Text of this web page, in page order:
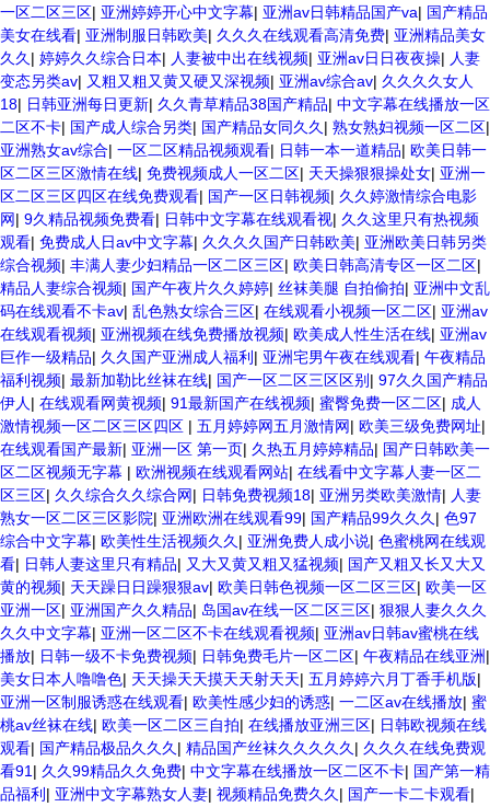
一区二区三区| 亚洲婷婷开心中文字幕| 亚洲av日韩精品国产va| 国产精品
美女在线看| 亚洲制服日韩欧美| 久久久在线观看高清免费| 亚洲精品美女
久久 | 婷婷久久综合日本| 人妻被中出在线视频| 亚洲av日日夜夜操| 人妻
变态另类av| 又粗又粗又黄又硬又深视频| 亚洲av综合av| 久久久久女人
18| 日韩亚洲每日更新| 久久青草精品38国产精品| 中文字幕在线播放一区
二区不卡| 国产成人综合另类| 国产精品女同久久 | 熟女熟妇视频一区二区|
亚洲熟女av综合| 一区二区精品视频观看| 日韩一本一道精品| 欧美日韩一
区二区三区激情在线| 免费视频成人一区二区| 天天操狠狠操处女| 亚洲一
区二区三区四区在线免费观看| 国产一区日韩视频| 久久婷激情综合电影
网| 9久精品视频免费看| 日韩中文字幕在线观看视| 久久这里只有热视频
观看| 免费成人日av中文字幕| 久久久久国产日韩欧美| 亚洲欧美日韩另类
综合视频| 丰满人妻少妇精品一区二区三区| 欧美日韩高清专区一区二区|
精品人妻综合视频| 国产午夜片久久婷婷| 丝袜美腿 自拍偷拍| 亚洲中文乱
码在线观看不卡av| 乱色熟女综合三区| 在线观看小视频一区二区| 亚洲av
在线观看视频| 亚洲视频在线免费播放视频| 欧美成人性生活在线| 亚洲av
巨作一级精品| 久久国产亚洲成人福利 | 亚洲宅男午夜在线观看| 午夜精品
福利视频| 最新加勒比丝袜在线| 国产一区二区三区区别 | 97久久国产精品
伊人 | 在线观看网黄视频| 91最新国产在线视频| 蜜臀免费一区二区| 成人
激情视频一区二区三区四区 | 五月婷婷网五月激情网| 欧美三级免费网址|
在线观看国产最新| 亚洲一区 第一页| 久热五月婷婷精品| 国产日韩欧美一
区二区视频无字幕 | 欧洲视频在线观看网站| 在线看中文字幕人妻一区二
区三区| 久久综合久久综合网| 日韩免费视频18| 亚洲另类欧美激情| 人妻
熟女一区二区三区影院| 亚洲欧洲在线观看99| 国产精品99久久久 | 色97
综合中文字幕| 欧美性生活视频久久 | 亚洲免费人成小说| 色蜜桃网在线观
看| 日韩人妻这里只有精品| 又大又黄又粗又猛视频| 国产又粗又长又大又
黄的视频| 天天躁日日躁狠狠av| 欧美日韩色视频一区二区三区| 欧美一区
亚洲一区| 亚洲国产久久精品| 岛国av在线一区二区三区| 狠狠人妻久久久
久久中文字幕| 亚洲一区二区不卡在线观看视频| 亚洲av日韩av蜜桃在线
播放| 日韩一级不卡免费视频| 日韩免费毛片一区二区| 午夜精品在线亚洲|
美女日本人噜噜色| 天天操天天摸天天射天天| 五月婷婷六月丁香手机版|
亚洲一区制服诱惑在线观看| 欧美性感少妇的诱惑| 一二区av在线播放| 蜜
桃av丝袜在线| 欧美一区二区三自拍| 在线播放亚洲三区| 日韩欧视频在线
观看| 国产精品极品久久久 | 精品国产丝袜久久久久久 | 久久久在线免费观
看91 | 久久99精品久久免费| 中文字幕在线播放一区二区不卡| 国产第一精
品福利 | 亚洲中文字幕熟女人妻| 视频精品免费久久 | 国产一卡二卡观看|